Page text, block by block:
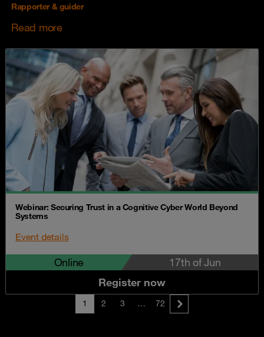
Rapporter & guider
Read more
Webinar: Securing Trust in a Cognitive Cyber World Beyond
Systems
Event details
Online
17th of Jun
Register now
1 2 3 … 72